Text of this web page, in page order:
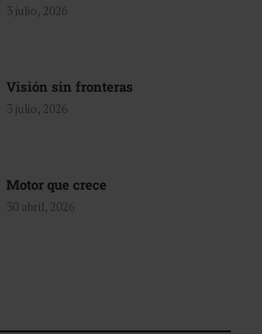
3 julio, 2026
Visión sin fronteras
3 julio, 2026
Motor que crece
30 abril, 2026